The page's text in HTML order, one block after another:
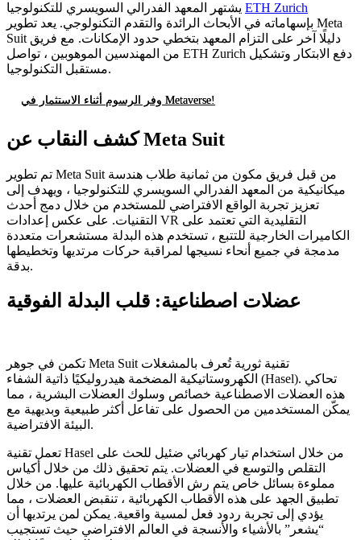
ETH Zurich
بإسهاماته في الأبحاث الرائدة والتقدم التكنولوجي. يعد تطوير Meta
Suit دليلًا آخر على التزام المعهد بتخطي حدود الإمكانات. مع فريق
من المهندسين الموهوبين ، تواصل ETH Zurich دفع الابتكار وتشكيل
مستقبل التكنولوجيا.
وفر الرسوم أثناء الاستثمار في Metaverse!
كشف النقاب عن Meta Suit
تم تطوير Meta Suit من قبل فريق مكون من ثمانية طلاب هندسة
ميكانيكية من المعهد الفدرالي السويسري للتكنولوجيا ، ويهدف إلى
تعزيز تجربة الواقع الافتراضي للمستخدم من خلال دمج أحدث
التقنيات. على عكس إعدادات VR التقليدية التي تعتمد على
الكاميرات الخارجية للتتبع ، تستخدم هذه البدلة مستشعرات متعددة
مدمجة في جميع أنحاء نسيجها لمراقبة حركات مرتديها وتخطيطها
بدقة.
عضلات اصطناعية: قلب البدلة الفوقية
تكمن في جوهر Meta Suit تقنية ثورية تُعرف بالمشغلات
الكهروستاتيكية المضخمة هيدروليكيًا ذاتية الشفاء (Hasel). تحاكي
هذه العضلات الاصطناعية خصائص وسلوك العضلات البشرية ، مما
يمكّن المستخدمين من الحصول على تفاعل أكثر طبيعية وبديهية مع
البيئة الافتراضية.
تعمل تقنية Hasel من خلال استخدام تيار كهربائي ضئيل للحث على
التقلص والتوسع في العضلات. يتم تحقيق ذلك من خلال أكياس
مملوءة بسائل خاص يتم رش الأقطاب الكهربائية عليها. من خلال
تطبيق الجهد على هذه الأقطاب الكهربائية ، تنقبض العضلات ، مما
يؤدي إلى تجربة ردود فعل لمسية واقعية. يمكن لمن يرتديها أن
“يشعر” بالأشياء والأنسجة في العالم الافتراضي حيث تستجيب